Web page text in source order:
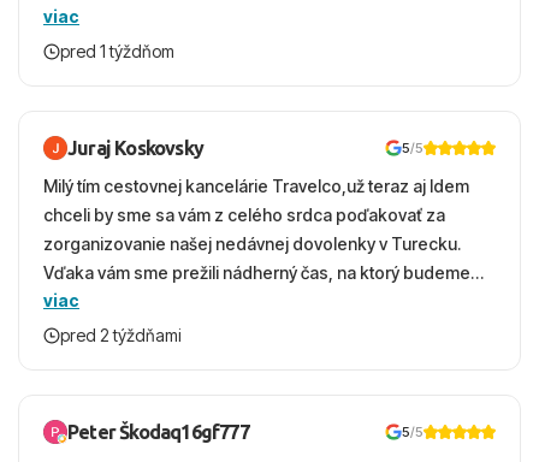
vecernych hodinach zaco sa ospravedlnujem. Hotel
krasny, cisty. Sluzby top. Strava, prostredie, more,
viac
pred 1 týždňom
Juraj Koskovsky 5/5
Milý tím cestovnej kancelárie Travelco,už teraz aj Idem
chceli by sme sa vám z celého srdca poďakovať za
zorganizovanie našej nedávnej dovolenky v Turecku.
Vďaka vám sme prežili nádherný čas, na ktorý budeme
ešte dlho s úsmevom spomínať. ​Všetko prebehlo
absolútne hladko – od prvotného výberu zájazdu, cez
bola to trefa do čierneho! ​Čo nás dostalo najviac: ​Skvelé
služby a personál: Vždy usmievaví, ochotní a starostliví
viac
pred 2 týždňami
Peter Škodaq16gf777 5/5